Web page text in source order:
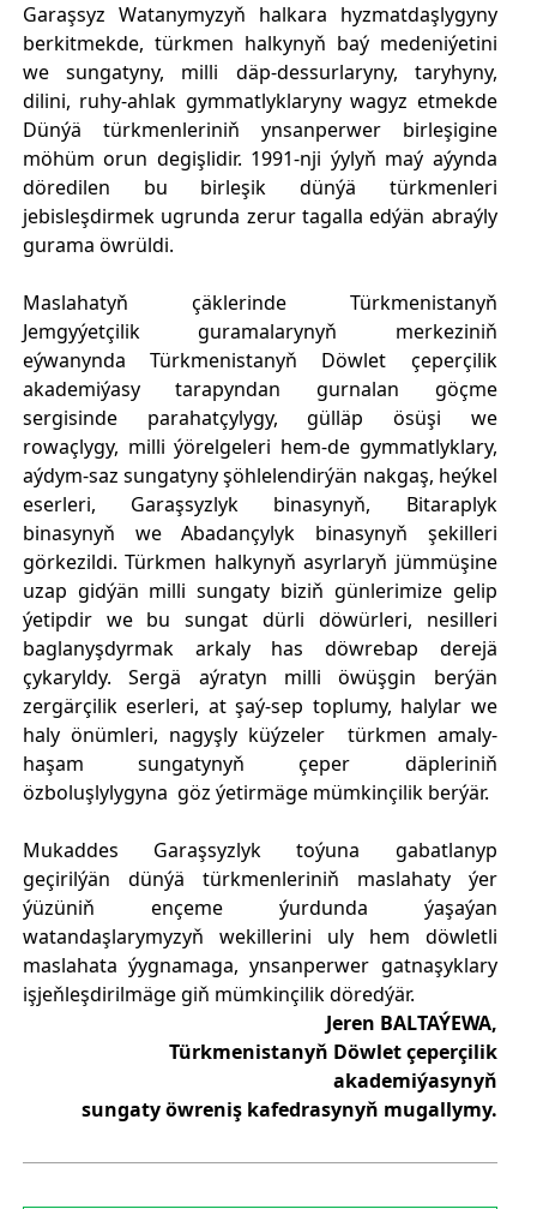
Garaşsyz Watanymyzyň halkara hyzmatdaşlygyny
berkitmekde, türkmen halkynyň baý medeniýetini
we sungatyny, milli däp-dessurlaryny, taryhyny,
dilini, ruhy-ahlak gymmatlyklaryny wagyz etmekde
Dünýä türkmenleriniň ynsanperwer birleşigine
möhüm orun degişlidir. 1991-nji ýylyň maý aýynda
döredilen bu birleşik dünýä türkmenleri
jebisleşdirmek ugrunda zerur tagalla edýän abraýly
gurama öwrüldi.
Maslahatyň çäklerinde Türkmenistanyň
Jemgyýetçilik guramalarynyň merkeziniň
eýwanynda Türkmenistanyň Döwlet çeperçilik
akademiýasy tarapyndan gurnalan göçme
sergisinde parahatçylygy, gülläp ösüşi we
rowaçlygy, milli ýörelgeleri hem-de gymmatlyklary,
aýdym-saz sungatyny şöhlelendirýän nakgaş, heýkel
eserleri, Garaşsyzlyk binasynyň, Bitaraplyk
binasynyň we Abadançylyk binasynyň şekilleri
görkezildi. Türkmen halkynyň asyrlaryň jümmüşine
uzap gidýän milli sungaty biziň günlerimize gelip
ýetipdir we bu sungat dürli döwürleri, nesilleri
baglanyşdyrmak arkaly has döwrebap derejä
çykaryldy. Sergä aýratyn milli öwüşgin berýän
zergärçilik eserleri, at şaý-sep toplumy, halylar we
haly önümleri, nagyşly küýzeler türkmen amaly-
haşam sungatynyň çeper däpleriniň
özboluşlylygyna göz ýetirmäge mümkinçilik berýär.
Mukaddes Garaşsyzlyk toýuna gabatlanyp
geçirilýän dünýä türkmenleriniň maslahaty ýer
ýüzüniň ençeme ýurdunda ýaşaýan
watandaşlarymyzyň wekillerini uly hem döwletli
maslahata ýygnamaga, ynsanperwer gatnaşyklary
işjeňleşdirilmäge giň mümkinçilik döredýär.
Jeren BALTAÝEWA,
Türkmenistanyň Döwlet çeperçilik
akademiýasynyň
sungaty öwreniş kafedrasynyň mugallymy.